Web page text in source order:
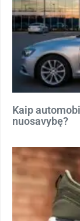
Kaip
nuosavybę?